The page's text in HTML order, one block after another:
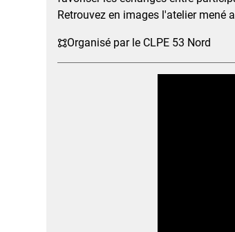
Retrouvez en images l'atelier mené
Organisé par le CLPE 53 Nord